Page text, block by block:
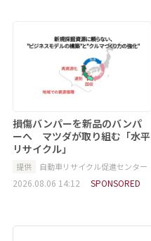
損傷バンパーを新品のバンパ
ーへ マツダが取り組む「水平
リサイクル」
提供 自動車リサイクル促進センター
2026.08.06 14:12 SPONSORED